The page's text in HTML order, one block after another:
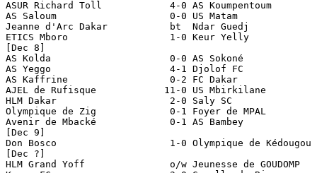
ASUR Richard Toll            4-0 AS Koumpentoum
AS Saloum                    0-0 US Matam
Jeanne d'Arc Dakar           bt  Ndar Guedj
ETICS Mboro                  1-0
[Dec 8]
AS Kolda                     0-0 AS Sokoné
AS Yeggo                     4-1 Djolof FC
AS Kaffrine                  0-2 FC Dakar
AJEL de Rufisque            11-0 US Mbirkilane
HLM Dakar                    2-0 Saly SC
Olympique de Zig             0-1 Foyer de MPAL
Avenir de Mbacké             0-1 AS Bambey
[Dec 9]
Don Bosco                    1-0 Olympique de Kédougou
[Dec ?]
HLM Grand Yoff               o/w Jeunesse de